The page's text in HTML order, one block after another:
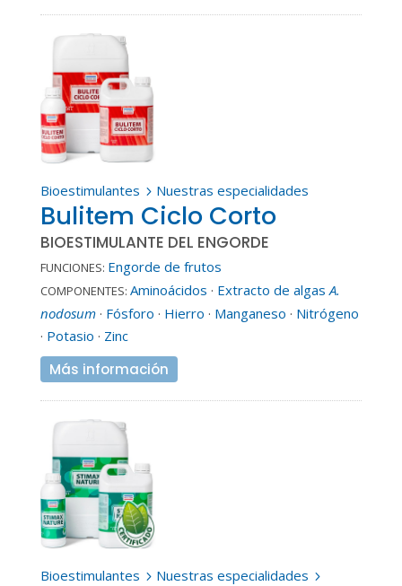
Bioestimulantes 5 Nuestras especialidades
Bulitem Ciclo Corto
BIOESTIMULANTE DEL ENGORDE
FUNCIONES: Engorde de frutos
COMPONENTES: Aminoácidos · Extracto de algas A.
nodosum· Fósforo · Hierro · Manganeso · Nitrógeno
· Potasio · Zinc
Más información
Bioestimulantes 5 Nuestras especialidades 5